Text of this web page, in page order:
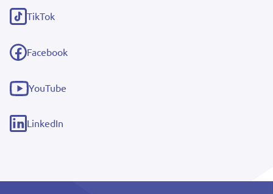
link)
TikTok
(externe
link)
Facebook
(externe
link)
YouTube
(externe
link)
LinkedIn
(externe